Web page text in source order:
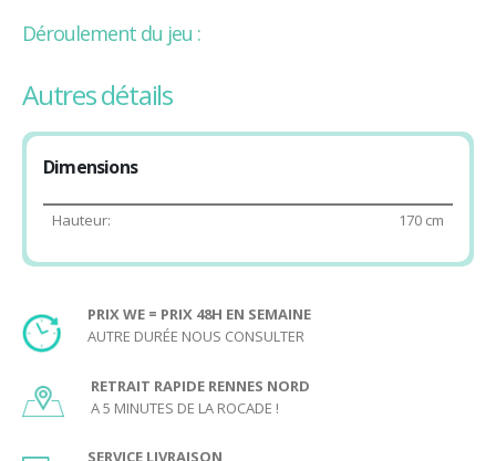
Déroulement du jeu :
Placer la bille sur le support en forme de fer à cheval.
Prenez les ficelles, une dans dans chaque main.
Double Face :
5 ans.
Ici vous trouverez le lien du PDF des règles du jeu imprimable :
Règles du Remonte Bille Géant Double Face
autres détails
Dimensions
Hauteur: 170 cm
PRIX WE = PRIX 48H EN SEMAINE
AUTRE DURÉE NOUS CONSULTER
RETRAIT RAPIDE RENNES NORD
A 5 MINUTES DE LA ROCADE !
SERVICE LIVRAISON